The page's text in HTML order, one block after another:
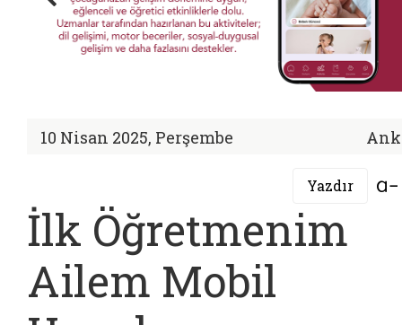
10 Nisan 2025, Perşembe
Yazdır
İlk Öğretmenim
Ailem Mobil